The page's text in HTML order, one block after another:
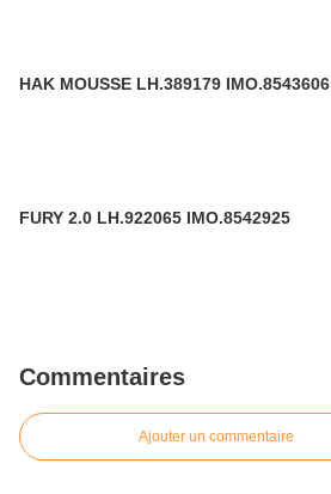
HAK MOUSSE LH.389179 IMO.8543606
FURY 2.0 LH.922065 IMO.8542925
Commentaires
Ajouter un commentaire